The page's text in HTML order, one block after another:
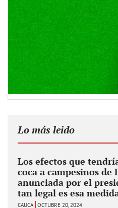
Lo más leido
Los efectos que
coca a campesinos de
anunciada por el
tan legal es esa
CAUCA OCTUBRE 20, 2024